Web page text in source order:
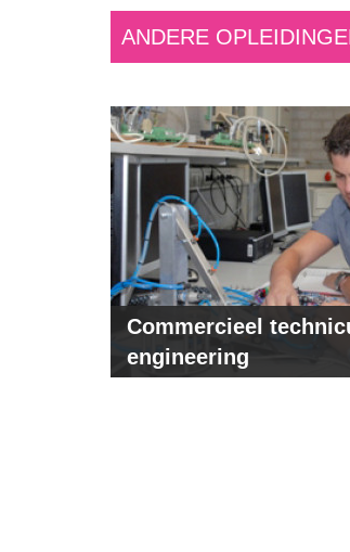
ANDERE
Commercieel
engineering